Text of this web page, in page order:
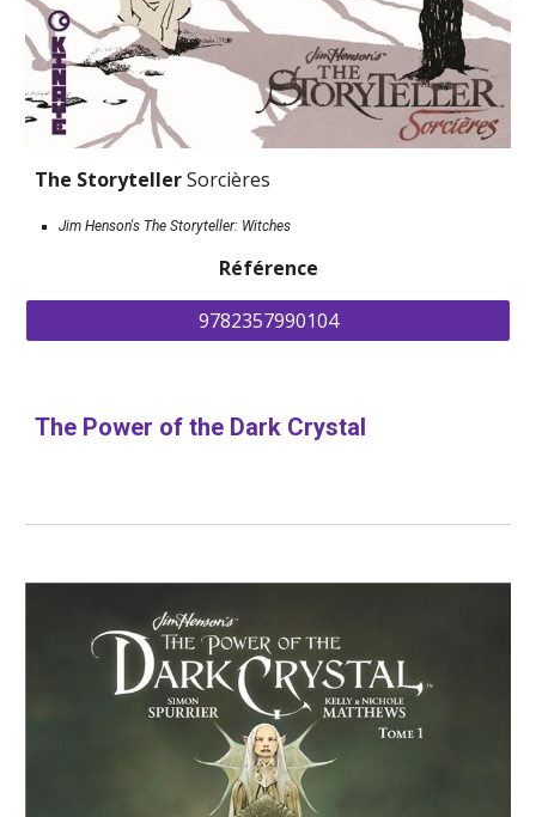
The Storyteller Sorcières
Jim Henson's The Storyteller: Witches
Référence
9782357990104
The Power of the Dark Crystal